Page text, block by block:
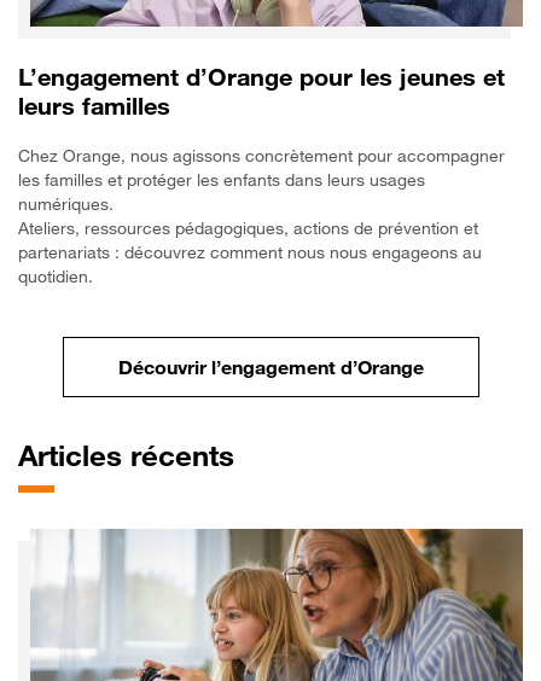
L’engagement d’Orange pour les jeunes et
leurs familles
Chez Orange, nous agissons concrètement pour accompagner
les familles et protéger les enfants dans leurs usages
numériques.
Ateliers, ressources pédagogiques, actions de prévention et
partenariats : découvrez comment nous nous engageons au
quotidien.
Découvrir l’engagement d’Orange
Articles récents